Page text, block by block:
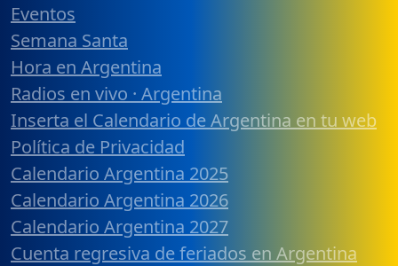
Eventos
Semana Santa
Hora en Argentina
Radios en vivo · Argentina
Inserta el Calendario de Argentina en tu web
Política de Privacidad
Calendario Argentina 2025
Calendario Argentina 2026
Calendario Argentina 2027
Cuenta regresiva de feriados en Argentina